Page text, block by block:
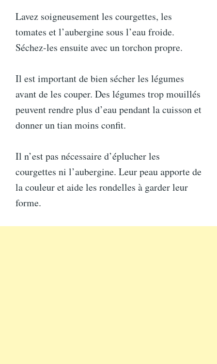
Lavez soigneusement les courgettes, les
tomates et l’aubergine sous l’eau froide.
Séchez-les ensuite avec un torchon propre.
Il est important de bien sécher les légumes
avant de les couper. Des légumes trop mouillés
peuvent rendre plus d’eau pendant la cuisson et
donner un tian moins confit.
Il n’est pas nécessaire d’éplucher les
courgettes ni l’aubergine. Leur peau apporte de
la couleur et aide les rondelles à garder leur
forme.